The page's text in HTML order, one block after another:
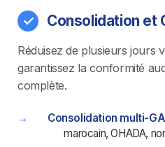
Consolidation et
Réduisez de plusieurs jours
garantissez la conformité
complète.
Consolidation multi-
marocain, OHADA,